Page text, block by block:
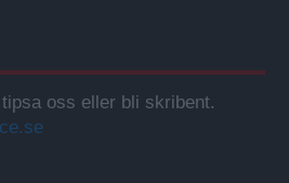
oss eller bli skribent.